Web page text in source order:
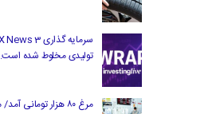
تولیدی مخلوط شده است. USD عمدتا پایین.
مرغ ۸۰ هزار تومانی آمد/ مرغ ارزان را از کجا بخریم؟